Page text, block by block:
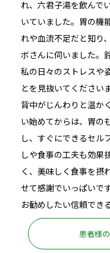
れ、六君子湯を飲んで
いていました。胃の機
れや血流不足だと知り
ボさんに伺いました。
私の日々のストレスや
とを見抜いてください
背中がじんわりと温か
い始めてからは、胃の
し、すぐにできるセル
しや食事の工夫も効果
く、美味しく食事を摂
せて感謝でいっぱいで
お勧めしたい信頼でき
患者様